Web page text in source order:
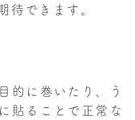
待できます。
的に巻いたり、う
貼ることで正常な